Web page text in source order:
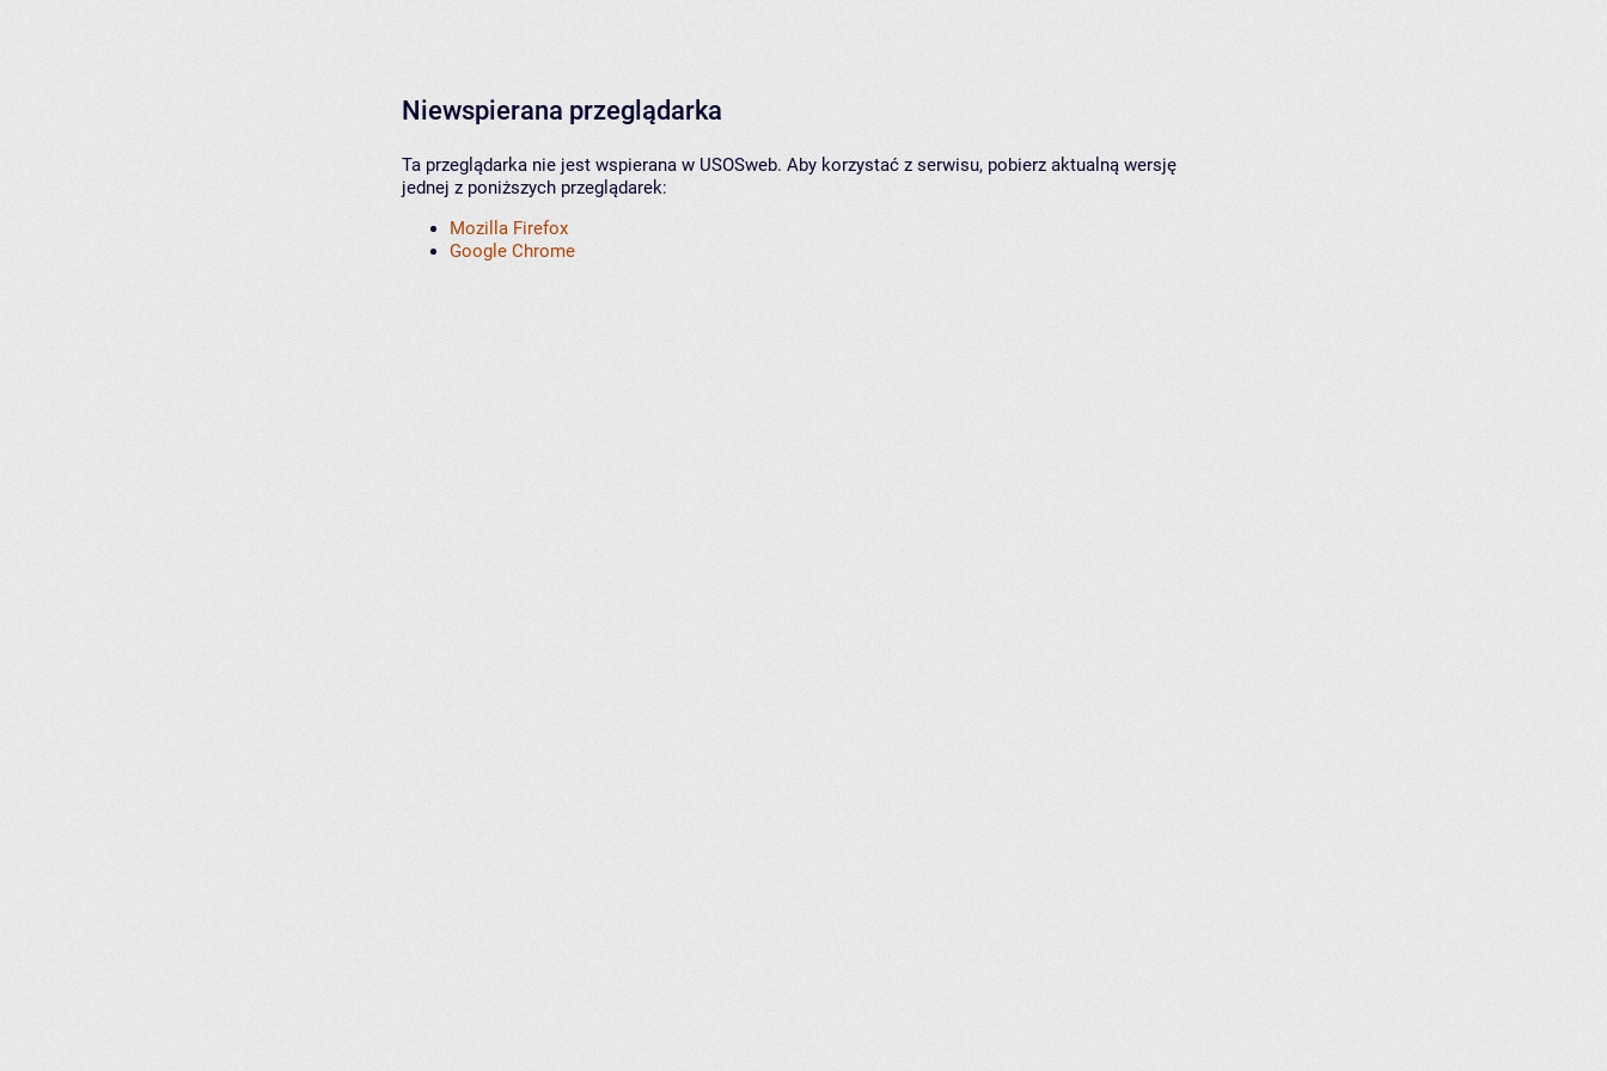
Niewspierana przeglądarka
Ta przeglądarka nie jest wspierana w USOSweb. Aby korzystać z serwisu, pobierz aktualną wersję
jednej z poniższych przeglądarek:
Mozilla Firefox
Google Chrome